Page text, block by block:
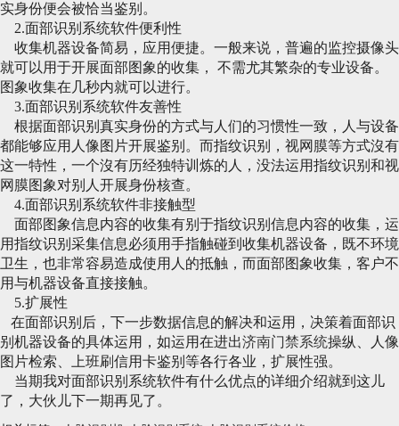
实身份便会被恰当鉴别。
2.面部识别系统软件便利性
收集机器设备简易，应用便捷。一般来说，普遍的监控摄像头
就可以用于开展面部图象的收集， 不需尤其繁杂的专业设备。
图象收集在几秒内就可以进行。
3.面部识别系统软件友善性
根据面部识别真实身份的方式与人们的习惯性一致，人与设备
都能够应用人像图片开展鉴别。而指纹识别，视网膜等方式沒有
这一特性，一个沒有历经独特训炼的人，没法运用指纹识别和视
网膜图象对别人开展身份核查。
4.面部识别系统软件非接触型
面部图象信息内容的收集有别于指纹识别信息内容的收集，运
用指纹识别采集信息必须用手指触碰到收集机器设备，既不环境
卫生，也非常容易造成使用人的抵触，而面部图象收集，客户不
用与机器设备直接接触。
5.扩展性
在面部识别后，下一步数据信息的解决和运用，决策着面部识
别机器设备的具体运用，如运用在进出济南门禁系统操纵、人像
图片检索、上班刷信用卡鉴别等各行各业，扩展性强。
当期我对面部识别系统软件有什么优点的详细介绍就到这儿
了，大伙儿下一期再见了。